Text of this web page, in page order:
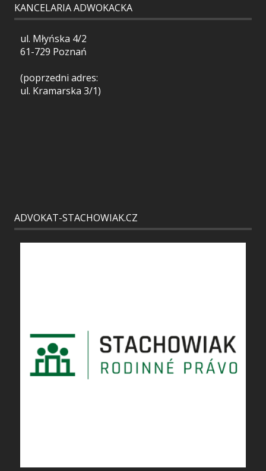
KANCELARIA ADWOKACKA
ul. Młyńska 4/2
61-729 Poznań
(poprzedni adres:
ul. Kramarska 3/1)
ADVOKAT-STACHOWIAK.CZ